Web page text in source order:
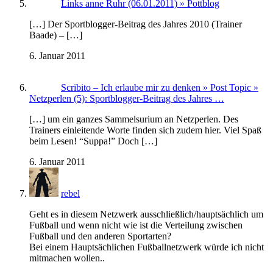
Links anne Ruhr (06.01.2011) » Pottblog
[…] Der Sportblogger-Beitrag des Jahres 2010 (Trainer
Baade) – […]
6. Januar 2011
Scribito – Ich erlaube mir zu denken » Post Topic »
Netzperlen (5): Sportblogger-Beitrag des Jahres …
[…] um ein ganzes Sammelsurium an Netzperlen. Des
Trainers einleitende Worte finden sich zudem hier. Viel Spaß
beim Lesen! “Suppa!” Doch […]
6. Januar 2011
rebel
Geht es in diesem Netzwerk ausschließlich/hauptsächlich um
Fußball und wenn nicht wie ist die Verteilung zwischen
Fußball und den anderen Sportarten?
Bei einem Hauptsächlichen Fußballnetzwerk würde ich nicht
mitmachen wollen..